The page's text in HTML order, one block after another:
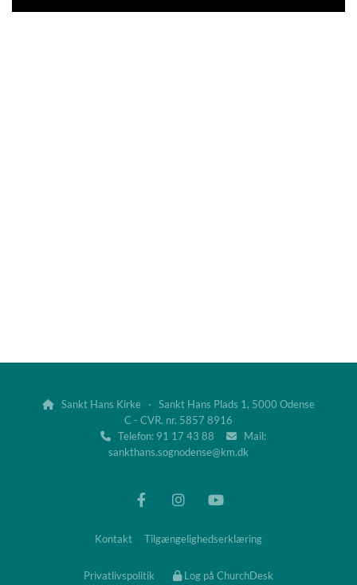

Sankt Hans Kirke · Sankt Hans Plads 1, 5000 Odense
C - CVR. nr. 5857 8916
 Telefon: 91 17 43 88 
Mail:
sankthans.sognodense@km.dk
Kontakt Tilgængelighedserklæring
Privatlivspolitik Log på ChurchDesk